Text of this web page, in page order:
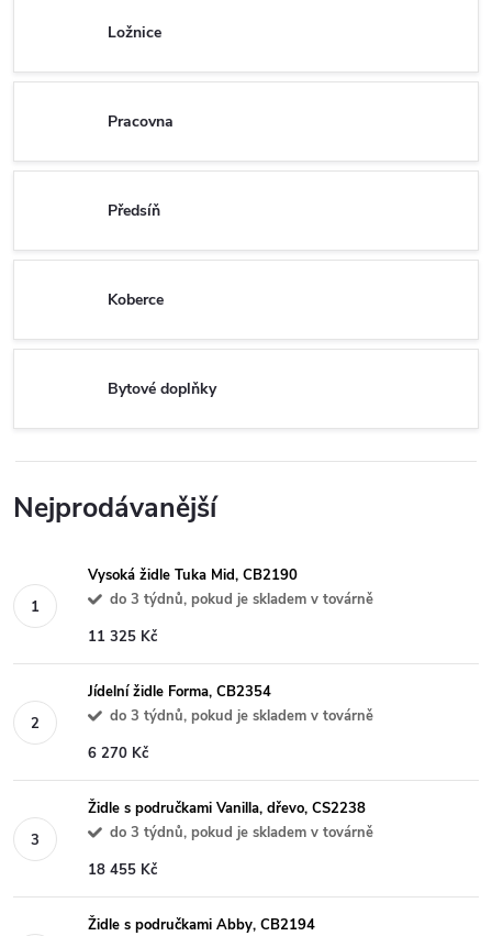
Ložnice
Pracovna
Předsíň
Koberce
Bytové doplňky
Nejprodávanější
Vysoká židle Tuka Mid, CB2190
do 3 týdnů, pokud je skladem v továrně
11 325 Kč
Jídelní židle Forma, CB2354
do 3 týdnů, pokud je skladem v továrně
6 270 Kč
Židle s područkami Vanilla, dřevo, CS2238
do 3 týdnů, pokud je skladem v továrně
18 455 Kč
Židle s područkami Abby, CB2194